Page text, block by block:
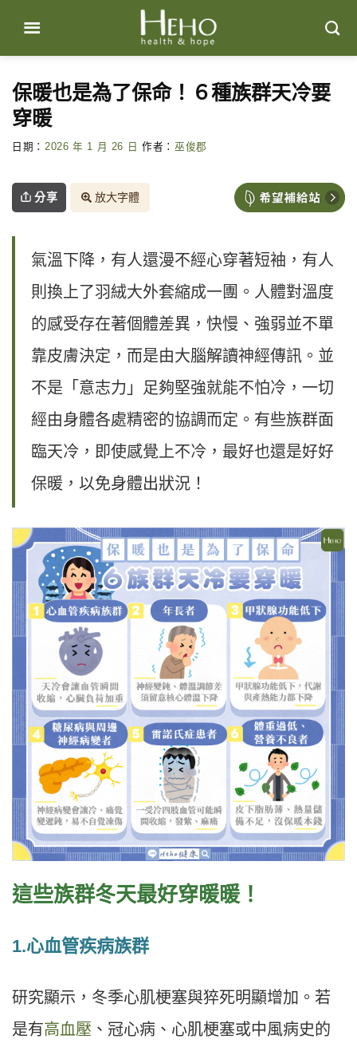
content
保暖也是為了保命！６種族群天冷要
穿暖
日期： 2026 年 1 月 26 日 作者： 巫俊郡
分享 放大字體
氣溫下降，有人還漫不經心穿著短袖，有人
則換上了羽絨大外套縮成一團。人體對溫度
的感受存在著個體差異，快慢、強弱並不單
靠皮膚決定，而是由大腦解讀神經傳訊。並
不是「意志力」足夠堅強就能不怕冷，一切
經由身體各處精密的協調而定。有些族群面
臨天冷，即使感覺上不冷，最好也還是好好
保暖，以免身體出狀況！
這些族群冬天最好穿暖暖！
1.心血管疾病族群
研究顯示，冬季心肌梗塞與猝死明顯增加。若
是有高血壓 、冠心病、心肌梗塞或中風病史的